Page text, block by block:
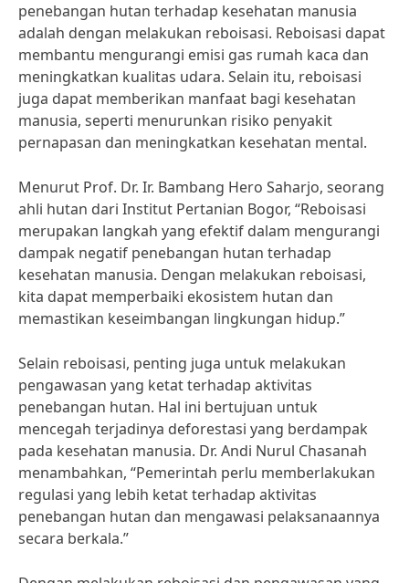
penebangan hutan terhadap kesehatan manusia
adalah dengan melakukan reboisasi. Reboisasi dapat
membantu mengurangi emisi gas rumah kaca dan
meningkatkan kualitas udara. Selain itu, reboisasi
juga dapat memberikan manfaat bagi kesehatan
manusia, seperti menurunkan risiko penyakit
pernapasan dan meningkatkan kesehatan mental.
Menurut Prof. Dr. Ir. Bambang Hero Saharjo, seorang
ahli hutan dari Institut Pertanian Bogor, “Reboisasi
merupakan langkah yang efektif dalam mengurangi
dampak negatif penebangan hutan terhadap
kesehatan manusia. Dengan melakukan reboisasi,
kita dapat memperbaiki ekosistem hutan dan
memastikan keseimbangan lingkungan hidup.”
Selain reboisasi, penting juga untuk melakukan
pengawasan yang ketat terhadap aktivitas
penebangan hutan. Hal ini bertujuan untuk
mencegah terjadinya deforestasi yang berdampak
pada kesehatan manusia. Dr. Andi Nurul Chasanah
menambahkan, “Pemerintah perlu memberlakukan
regulasi yang lebih ketat terhadap aktivitas
penebangan hutan dan mengawasi pelaksanaannya
secara berkala.”